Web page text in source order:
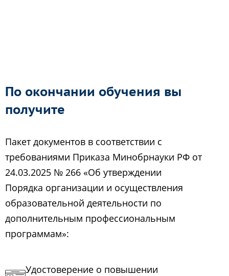
По окончании обучения вы
получите
Пакет документов в соответствии с
требованиями Приказа Минобрнауки РФ от
24.03.2025 № 266 «Об утверждении
Порядка организации и осуществления
образовательной деятельности по
дополнительным профессиональным
программам»:
Удостоверение о повышении